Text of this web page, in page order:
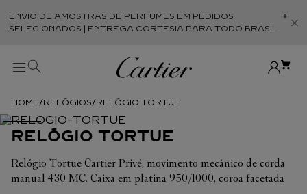
ENVIO DE AMOSTRAS DE PERFUMES EM PEDIDOS
SELECIONADOS | ENTREGA CORTESIA PARA TODO BRASIL
RELÓGIOS RELÓGIO TORTUE
RELÓGIO TORTUE
Relógio Tortue Cartier Privé, movimento mecânico de corda
manual 430 MC. Caixa em platina 950/1000, coroa facetada